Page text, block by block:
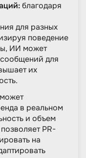
благодаря
для разных
поведение
ИИ может
для
их
в реальном
и объем
PR-
на